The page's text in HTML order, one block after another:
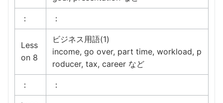
： ：
Less
on 8
ビジネス用語(1)
income, go over, part time, workload, p
roducer, tax, career など
： ：